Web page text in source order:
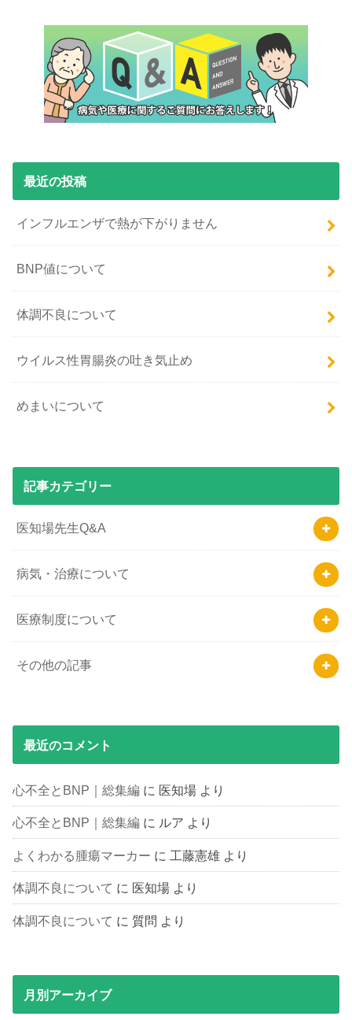
最近の投稿
インフルエンザで熱が下がりません
BNP値について
体調不良について
ウイルス性胃腸炎の吐き気止め
めまいについて
記事カテゴリー
医知場先生Q&A
病気・治療について
医療制度について
その他の記事
最近のコメント
心不全とBNP｜総集編 に 医知場 より
心不全とBNP｜総集編 に ルア より
よくわかる腫瘍マーカー に 工藤憲雄 より
体調不良について に 医知場 より
体調不良について に 質問 より
月別アーカイブ